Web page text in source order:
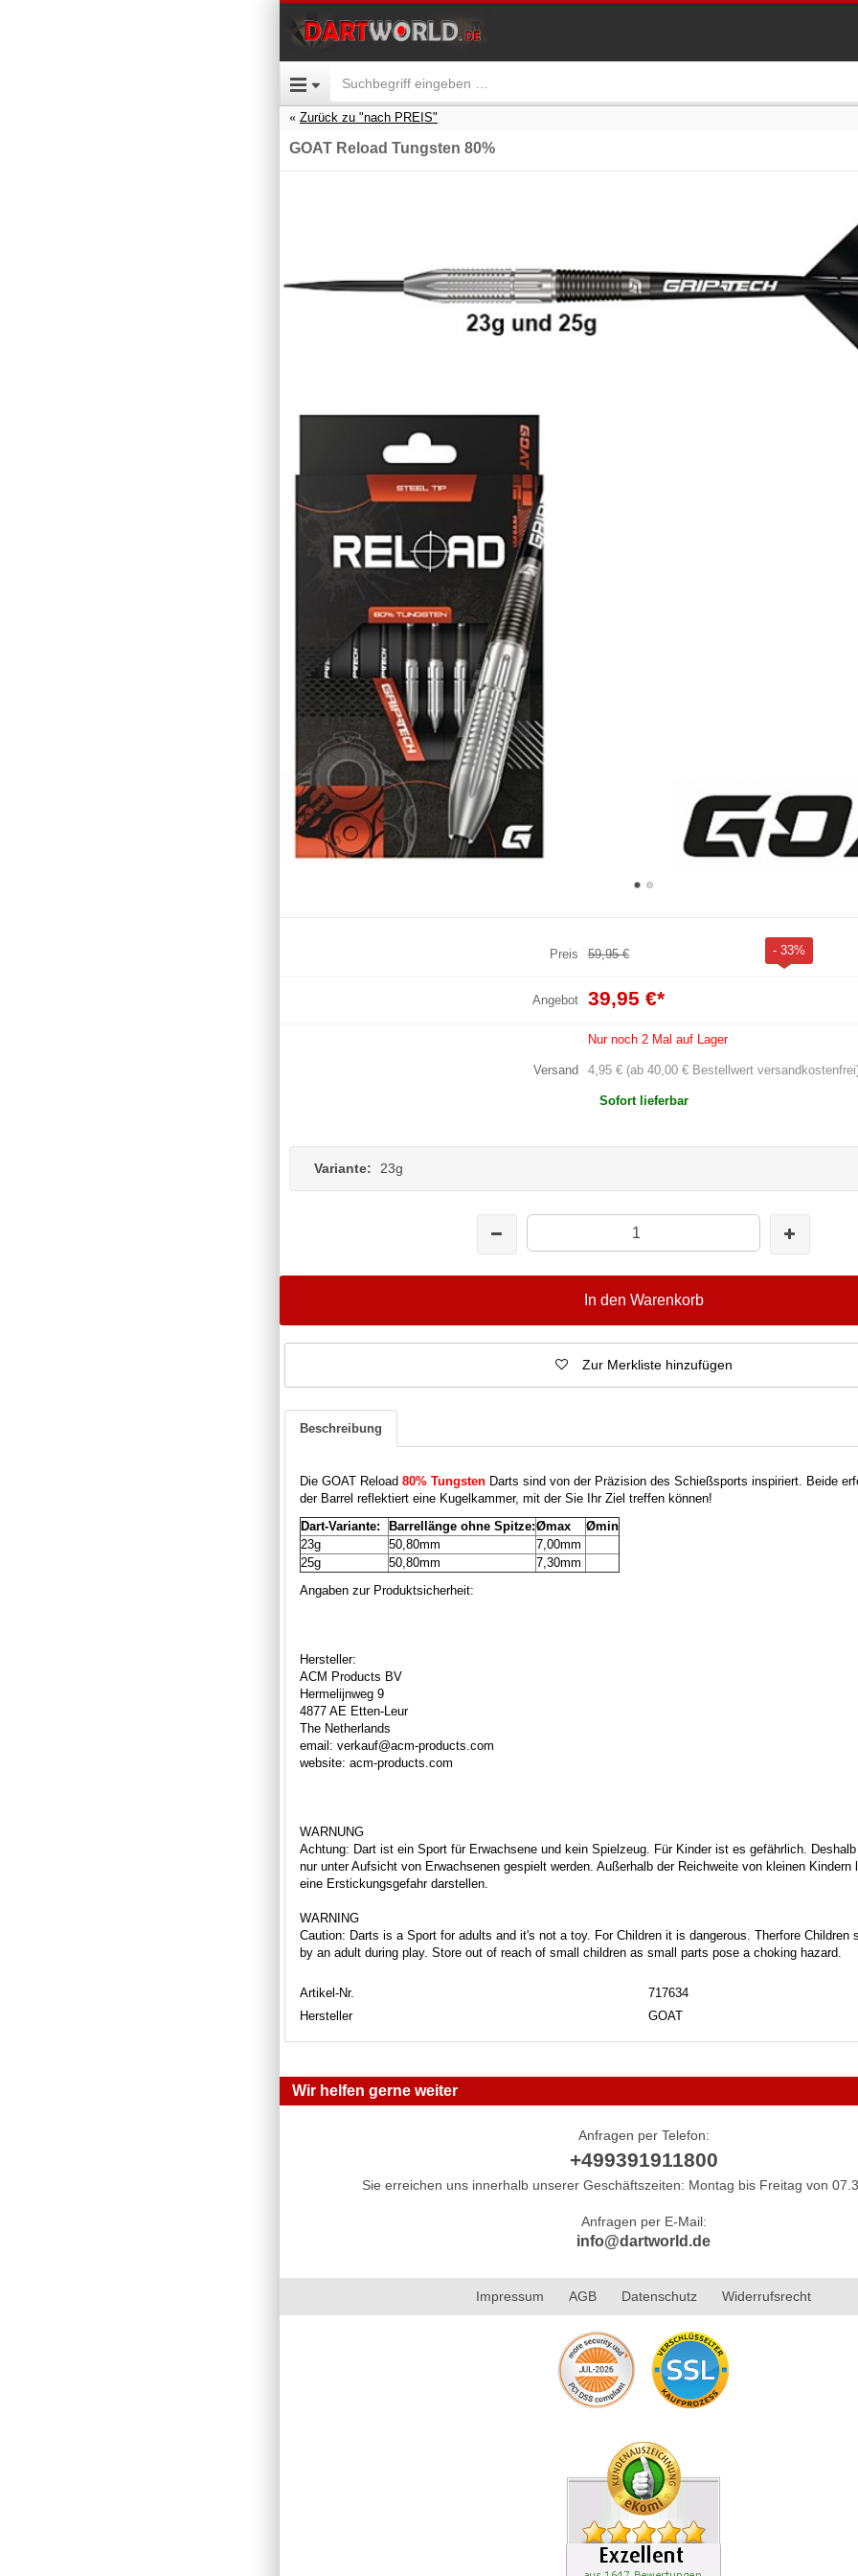
Zurück zu "nach PREIS"
GOAT Reload Tungsten 80%
Preis 59,95 € - 33%
Angebot 39,95 €*
Nur noch 2 Mal auf Lager
Versand 4,95 € (ab 40,00 € Bestellwert
Sofort lieferbar
Variante: 23g
In den Warenkorb
Zur Merkliste hinzufügen
Beschreibung
Die GOAT Reload 80% Tungsten Darts sind von der Präzision des Schießsports inspiriert. Beide
der Barrel reflektiert eine Kugelkammer, mit der Sie Ihr Ziel treffen können!
Dart-Variante:
Barrellänge ohne Spitze:Ømax
Ømin
23g
50,80mm
7,00mm
25g
50,80mm
7,30mm
Angaben zur Produktsicherheit:
Hersteller:
ACM Products BV
Hermelijnweg 9
4877 AE Etten-Leur
The Netherlands
email: verkauf@acm-products.com
website: acm-products.com
WARNUNG
Achtung: Dart ist ein Sport für Erwachsene und kein Spielzeug. Für Kinder ist es gefährlich.
nur unter Aufsicht von Erwachsenen gespielt werden. Außerhalb der Reichweite von kleinen Kindern
eine Erstickungsgefahr darstellen.
WARNING
Caution: Darts is a Sport for adults and it's not a toy. For Children it is dangerous. Therfore Children
by an adult during play. Store out of reach of small children as small parts pose a choking hazard.
Artikel-Nr.
717634
Hersteller
GOAT
Wir helfen gerne weiter
Anfragen per Telefon:
+499391911800
Sie erreichen uns innerhalb unserer Geschäftszeiten: Montag bis Freitag von
Anfragen per E-Mail:
info@dartworld.de
Impressum AGB Datenschutz Widerrufsrecht